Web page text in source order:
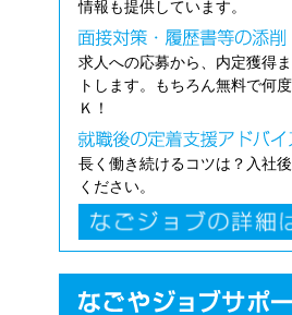
情報も提供しています。
求人への応募から、内定獲得
トします。もちろん無料で何
Ｋ！
長く働き続けるコツは？入社
ください。